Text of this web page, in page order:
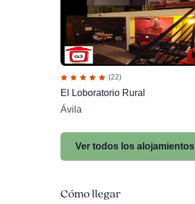
(22)
El Loboratorio Rural
Ávila
Ver todos los alojamientos
Cómo llegar